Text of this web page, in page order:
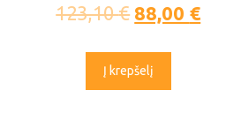
123,10€ 88,00 €
Į krepšelį